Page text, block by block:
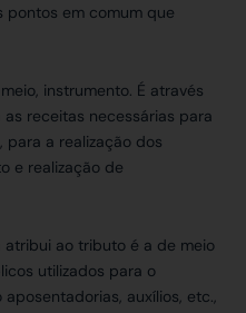
pontos em comum que
instrumento. É através
receitas necessárias para
para a realização dos
e realização de
atribui ao tributo é a de meio
utilizados para o
auxílios, etc.,